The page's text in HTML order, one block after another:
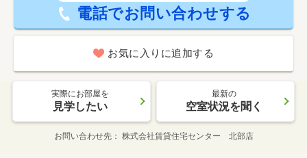
電話でお問い合わせする
お気に入りに追加する
実際にお部屋を
見学したい
最新の
空室状況を聞く
お問い合わせ先 株式会社賃貸住宅センター 北部店